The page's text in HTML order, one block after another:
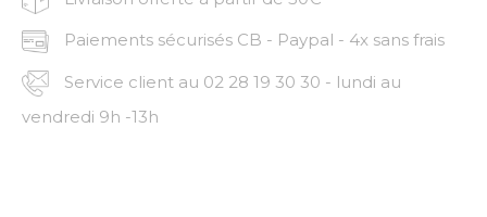
Paiements sécurisés CB - Paypal - 4x sans frais
Service client au 02 28 19 30 30 - lundi au
vendredi 9h -13h